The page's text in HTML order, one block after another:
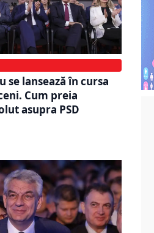
se lansează în cursa
Cum preia
asupra PSD